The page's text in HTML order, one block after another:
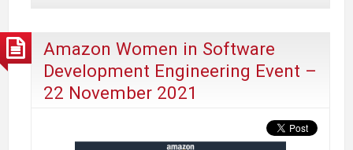
Amazon Women in Software
Development Engineering Event –
22 November 2021